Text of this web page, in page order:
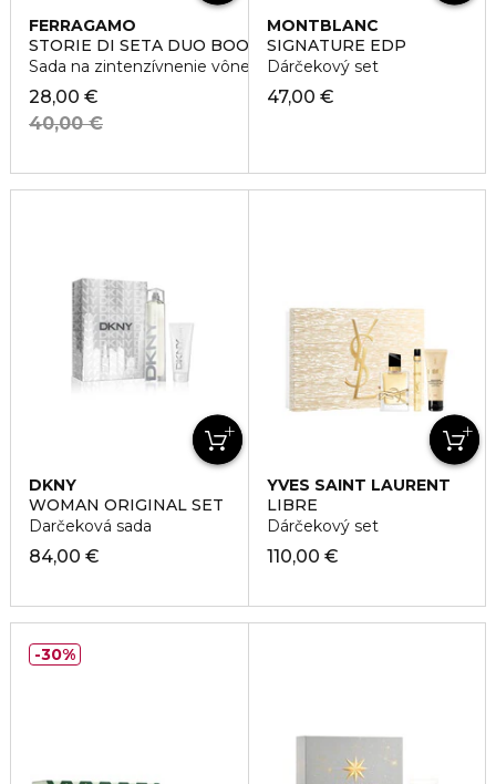
FERRAGAMO
STORIE DI SETA DUO BOOSTER KIT
Sada na zintenzívnenie vône parfumov
28,00 €
40,00 €
MONTBLANC
SIGNATURE EDP
Dárčekový set
47,00 €
DKNY
WOMAN ORIGINAL SET
Darčeková sada
84,00 €
YVES SAINT LAURENT
LIBRE
Dárčekový set
110,00 €
30%